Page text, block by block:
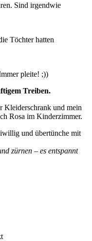
Sind irgendwie
Töchter hatten
pleite! ;))
Treiben.
Kleiderschrank und mein
Rosa im Kinderzimmer.
und übertünche mit
zürnen – es entspannt